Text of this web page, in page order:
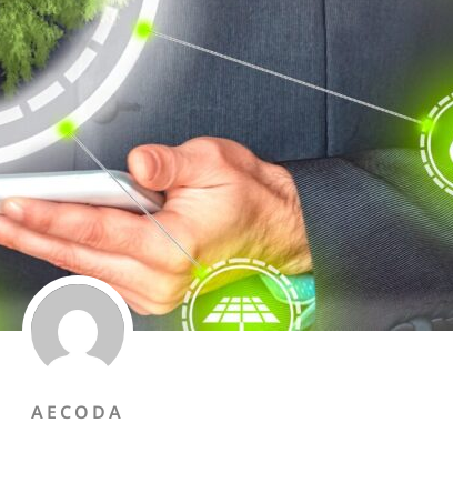
AECODA